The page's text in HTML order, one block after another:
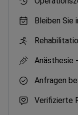
Bleiben Sie
Anästhesie -
Anfragen
Verifizierte